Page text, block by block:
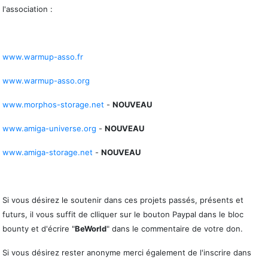
l'association :
www.warmup-asso.fr
www.warmup-asso.org
www.morphos-storage.net - NOUVEAU
www.amiga-universe.org - NOUVEAU
www.amiga-storage.net - NOUVEAU
Si vous désirez le soutenir dans ces projets passés, présents et
futurs, il vous suffit de clliquer sur le bouton Paypal dans le bloc
bounty et d'écrire "BeWorld" dans le commentaire de votre don.
Si vous désirez rester anonyme merci également de l'inscrire dans